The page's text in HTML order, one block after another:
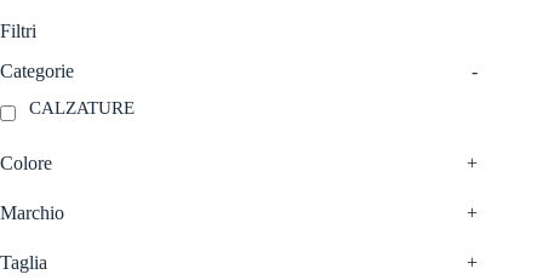
Filtri
Categorie
-
CALZATURE
Colore +
Marchio +
Taglia +